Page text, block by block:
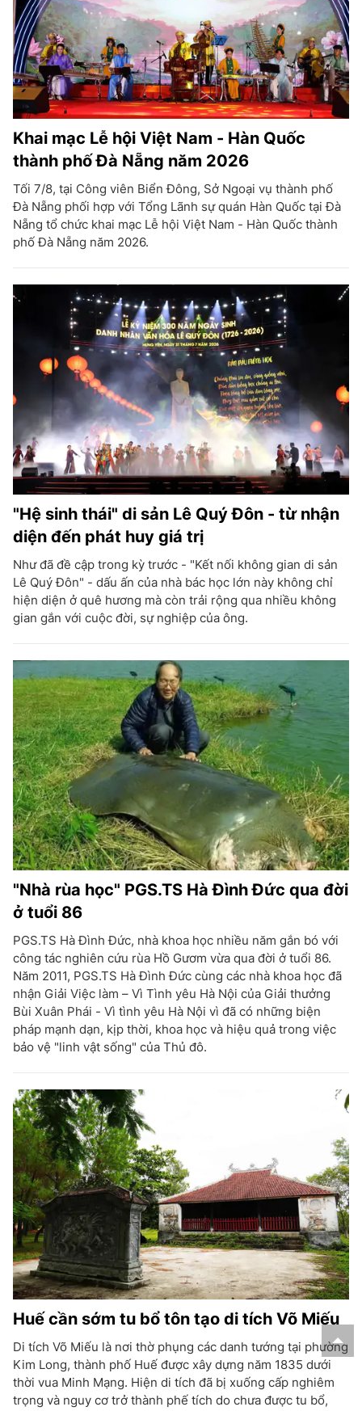
Khai mạc Lễ hội Việt Nam - Hàn Quốc
thành phố Đà Nẵng năm 2026
Tối 7/8, tại Công viên Biển Đông, Sở Ngoại vụ thành phố
Đà Nẵng phối hợp với Tổng Lãnh sự quán Hàn Quốc tại Đà
Nẵng tổ chức khai mạc Lễ hội Việt Nam - Hàn Quốc thành
phố Đà Nẵng năm 2026.
"Hệ sinh thái" di sản Lê Quý Đôn - từ nhận
diện đến phát huy giá trị
Như đã đề cập trong kỳ trước - "Kết nối không gian di sản
Lê Quý Đôn" - dấu ấn của nhà bác học lớn này không chỉ
hiện diện ở quê hương mà còn trải rộng qua nhiều không
gian gắn với cuộc đời, sự nghiệp của ông.
"Nhà rùa học" PGS.TS Hà Đình Đức qua đời
ở tuổi 86
PGS.TS Hà Đình Đức, nhà khoa học nhiều năm gắn bó với
công tác nghiên cứu rùa Hồ Gươm vừa qua đời ở tuổi 86.
Năm 2011, PGS.TS Hà Đình Đức cùng các nhà khoa học đã
nhận Giải Việc làm – Vì Tình yêu Hà Nội của Giải thưởng
Bùi Xuân Phái - Vì tình yêu Hà Nội vì đã có những biện
pháp mạnh dạn, kịp thời, khoa học và hiệu quả trong việc
bảo vệ "linh vật sống" của Thủ đô.
Huế cần sớm tu bổ tôn tạo di tích Võ Miếu
Di tích Võ Miếu là nơi thờ phụng các danh tướng tại phường
Kim Long, thành phố Huế được xây dựng năm 1835 dưới
thời vua Minh Mạng. Hiện di tích đã bị xuống cấp nghiêm
trọng và nguy cơ trở thành phế tích do chưa được tu bổ,